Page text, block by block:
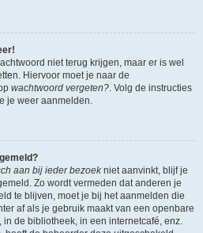
niet terug krijgen, maar er is wel
Hiervoor moet je naar de
wachtwoord vergeten?. Volg de instructies
je weer aanmelden.
aan bij ieder bezoekniet aanvinkt, blijf je
Zo wordt vermeden dat anderen je
te blijven, moet je bij het aanmelden die
af als je gebruik maakt van een openbare
de bibliotheek, in een internetcafé, enz.